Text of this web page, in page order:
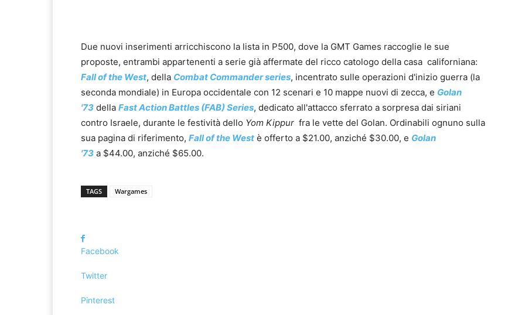
Due nuovi inserimenti arricchiscono la lista in P500, dove la GMT Games raccoglie le sue
proposte, entrambi appartenenti a serie già affermate del ricco catologo della casa californiana:
Fall of the West, della Combat Commander series, incentrato sulle operazioni d'inizio guerra (la
seconda mondiale) in Europa occidentale con 12 scenari e 10 mappe nuovi di zecca, e Golan
'73 della Fast Action Battles (FAB) Series, dedicato all'attacco sferrato a sorpresa dai siriani
contro Israele, durante le festività dello Yom Kippur fra le vette del Golan. Ordinabili ognuno sulla
sua pagina di riferimento, Fall of the West è offerto a $21.00, anziché $30.00, e Golan
'73 a $44.00, anziché $65.00.
TAGS Wargames
Facebook
Twitter
Pinterest